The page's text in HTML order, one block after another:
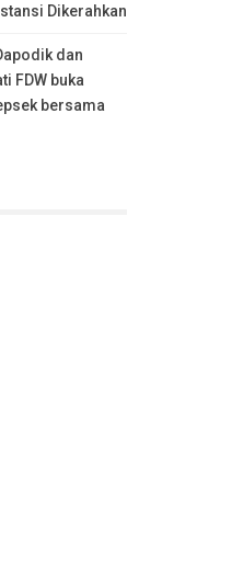
Dikerahkan
dan
FDW buka
bersama